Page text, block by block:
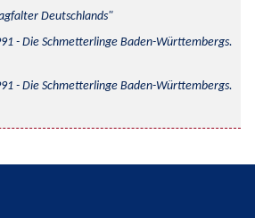
Deutschlands
- Die Schmetterlinge Baden-Württembergs.
- Die Schmetterlinge Baden-Württembergs.